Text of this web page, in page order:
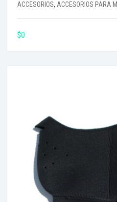
ACCESORIOS, ACCESORIOS PARA MI
$0